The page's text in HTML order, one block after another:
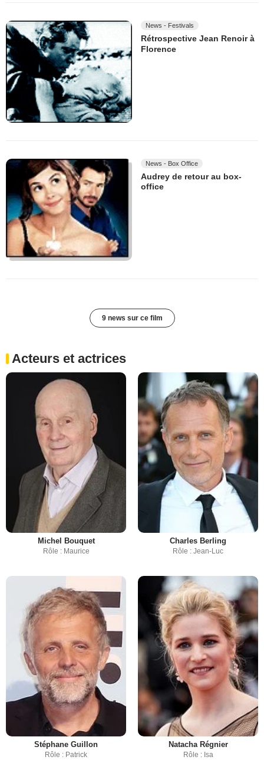
News - Festivals
Rétrospective Jean Renoir à
Florence
News - Box Office
Audrey de retour au box-
office
9 news sur ce film
Acteurs et actrices
Michel Bouquet
Rôle : Maurice
Charles Berling
Rôle : Jean-Luc
Stéphane Guillon
Rôle : Patrick
Natacha Régnier
Rôle : Isa